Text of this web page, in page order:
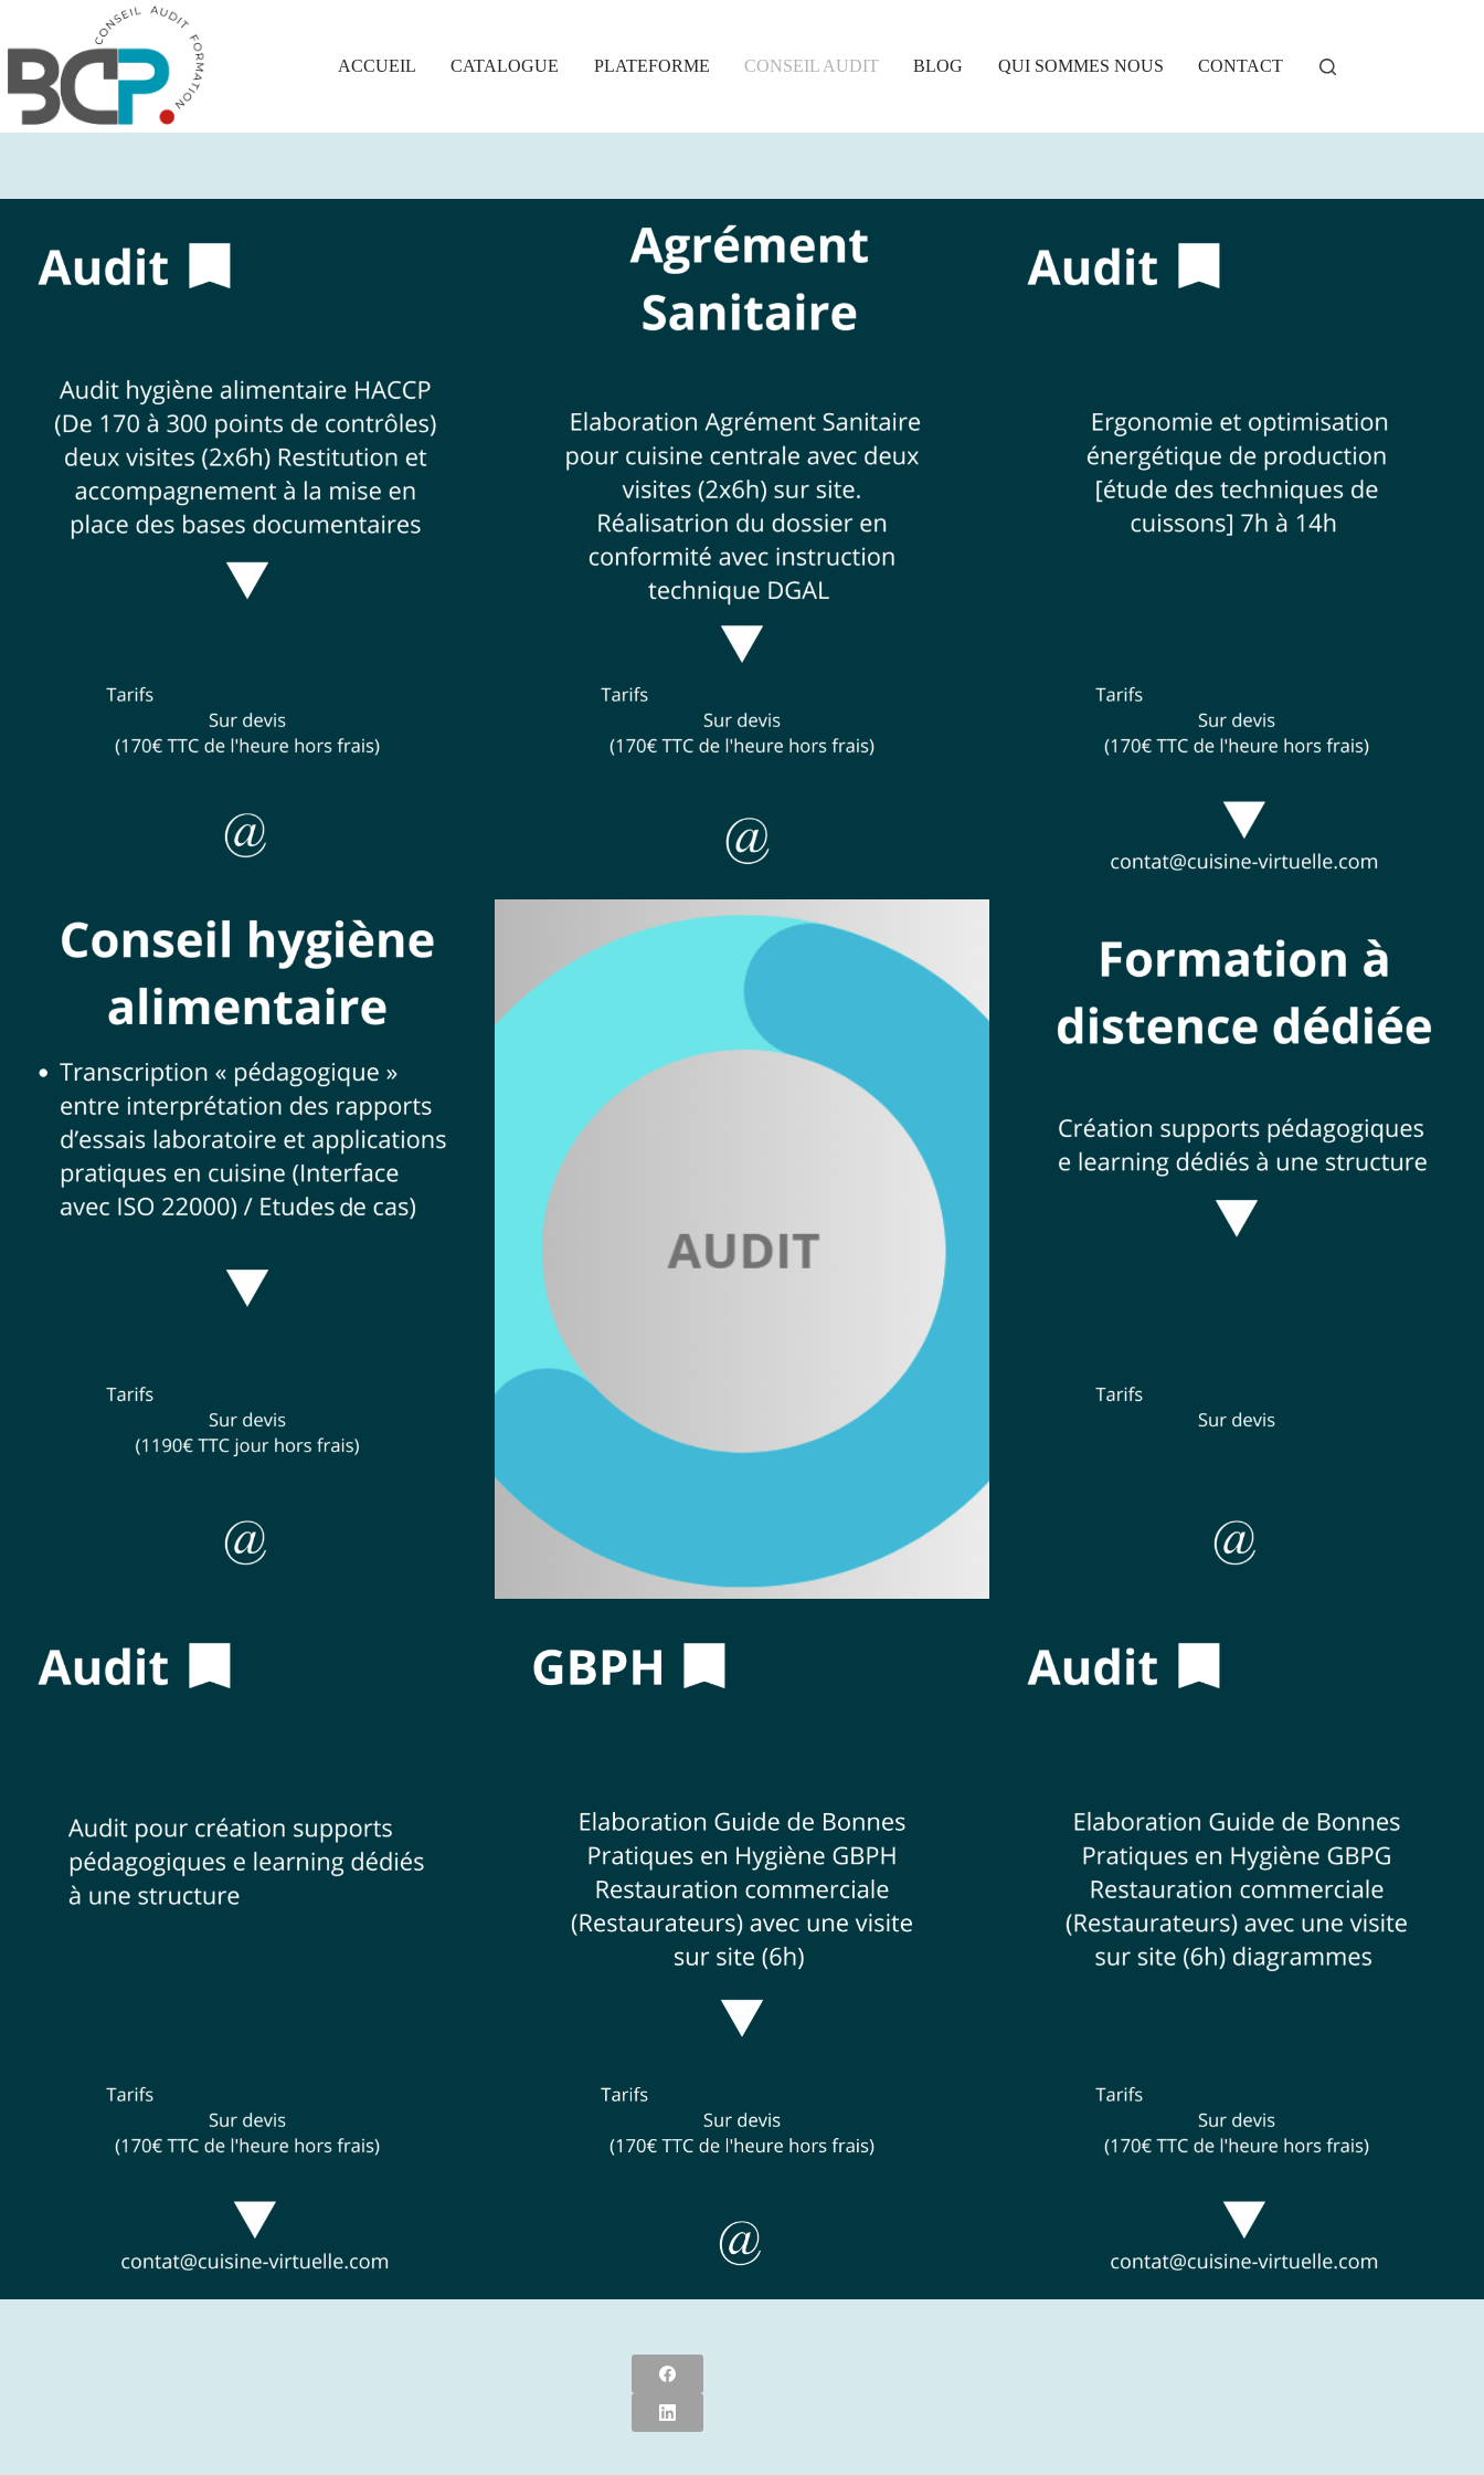
contenu
ACCUEIL
CATALOGUE PLATEFORME CONSEIL AUDIT BLOG QUI SOMMES NOUS CONTACT